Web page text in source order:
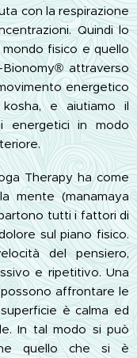
con la respirazione
Quindi lo
fisico e quello
attraverso
energetico
e aiutiamo il
energetici in modo
Therapy ha come
mente (manamaya
tutti i fattori di
sul piano fisico.
del pensiero,
e ripetitivo. Una
affrontare le
è calma ed
In tal modo si può
quello che si è